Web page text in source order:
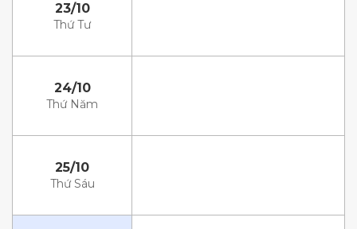
23/10
Thứ Tư
24/10
Thứ Năm
25/10
Thứ Sáu